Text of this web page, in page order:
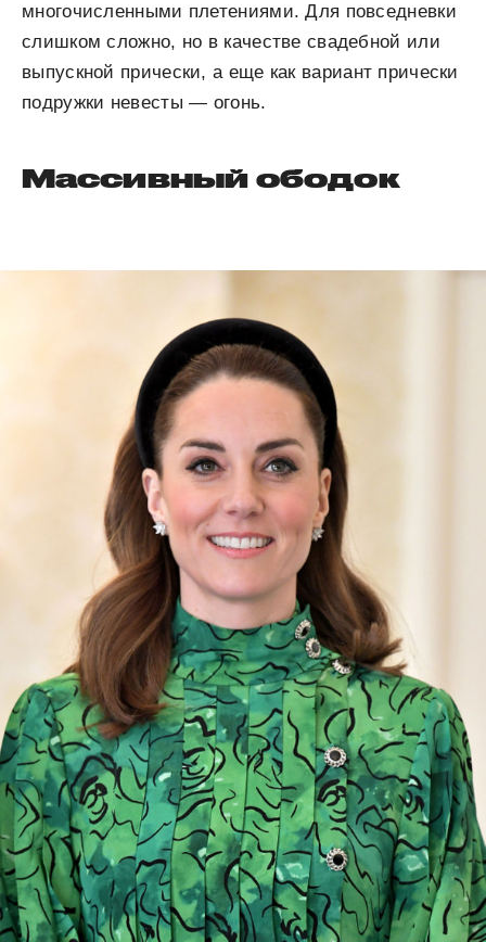
многочисленными плетениями. Для повседневки
слишком сложно, но в качестве свадебной или
выпускной прически, а еще как вариант прически
подружки невесты — огонь.
Массивный ободок